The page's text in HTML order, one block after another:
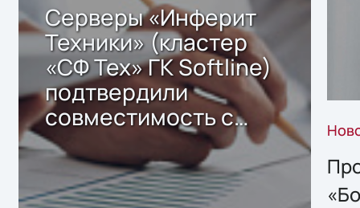
Серверы «Инферит
Техники» (кластер
«СФ Тех» ГК Softline)
подтвердили
совместимость с
решением Sharx
Storage 2.x для
хранения данных